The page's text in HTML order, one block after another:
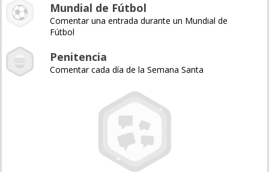
Mundial de Fútbol
Comentar una entrada durante un Mundial de
Fútbol
Penitencia
Comentar cada día de la Semana Santa